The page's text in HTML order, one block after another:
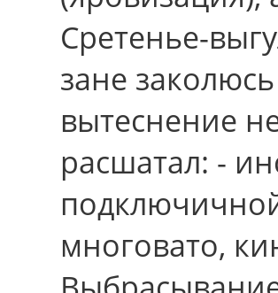
Сретенье-
зане
вытеснение
расшатал: -
многовато,